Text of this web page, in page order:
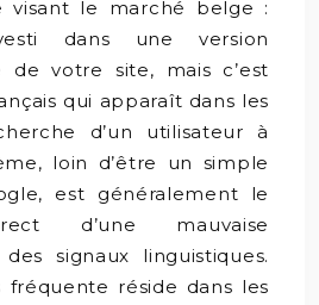
visant le marché belge :
dans une version
de votre site, mais c’est
qui apparaît dans les
d’un utilisateur à
loin d’être un simple
est généralement le
d’une mauvaise
signaux linguistiques.
fréquente réside dans les